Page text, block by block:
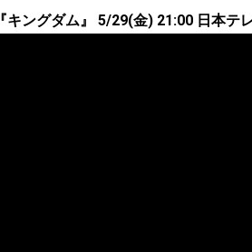
『キングダム』 5/29(金) 21:00 日本テ